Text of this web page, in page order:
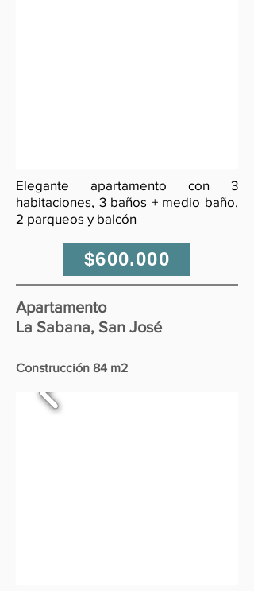
Elegante apartamento con 3
habitaciones, 3 baños + medio baño,
2 parqueos y balcón
$600.000
Apartamento
La Sabana, San José
Construcción 84 m2